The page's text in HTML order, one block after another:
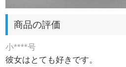
商品の評価
小****号
彼女はとても好きです。